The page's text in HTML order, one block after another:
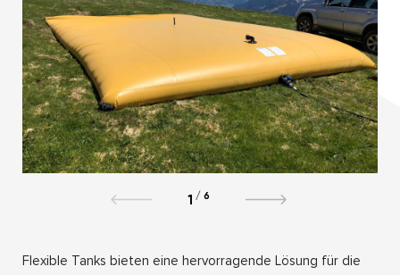
1 / 6
Flexible Tanks bieten eine hervorragende Lösung für die